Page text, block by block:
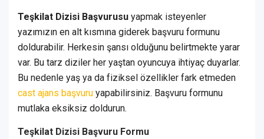
Teşkilat Dizisi Başvurusu yapmak isteyenler
yazımızın en alt kısmına giderek başvuru formunu
doldurabilir. Herkesin şansı olduğunu belirtmekte yarar
var. Bu tarz diziler her yaştan oyuncuya ihtiyaç duyarlar.
Bu nedenle yaş ya da fiziksel özellikler fark etmeden
cast ajans başvuru yapabilirsiniz. Başvuru formunu
mutlaka eksiksiz doldurun.
Teşkilat Dizisi Başvuru Formu